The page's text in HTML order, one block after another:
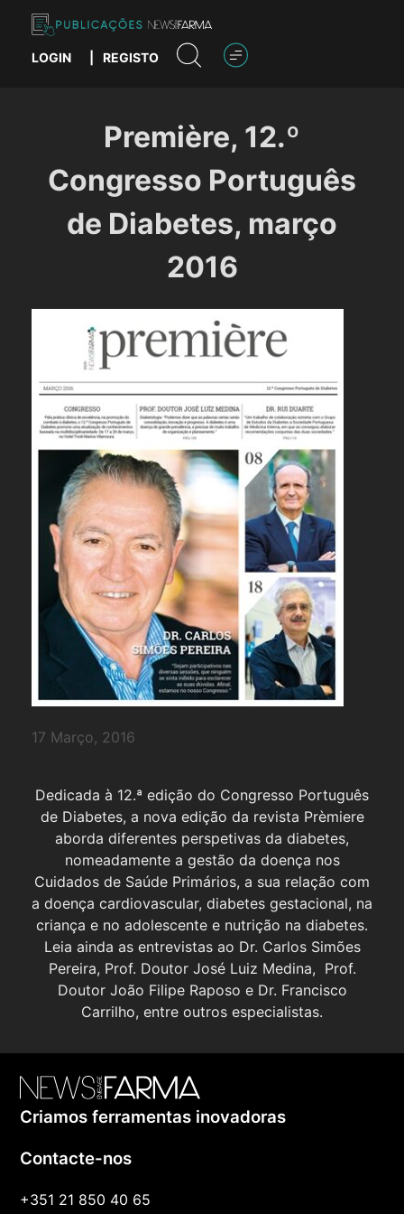
content
Publicações News Farma
LOGIN REGISTO
Première, 12.º
Congresso Português
de Diabetes, março
2016
17 Março, 2016
Dedicada à 12.ª edição do Congresso Português
de Diabetes, a nova edição da revista Prèmiere
aborda diferentes perspetivas da diabetes,
nomeadamente a gestão da doença nos
Cuidados de Saúde Primários, a sua relação com
a doença cardiovascular, diabetes gestacional, na
criança e no adolescente e nutrição na diabetes.
Leia ainda as entrevistas ao Dr. Carlos Simões
Pereira, Prof. Doutor José Luiz Medina, Prof.
Doutor João Filipe Raposo e Dr. Francisco
Carrilho, entre outros especialistas.
Criamos ferramentas inovadoras
Contacte-nos
+351 21 850 40 65